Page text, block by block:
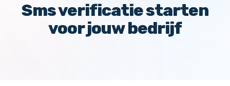
Sms verificatie starten
voor jouw bedrijf